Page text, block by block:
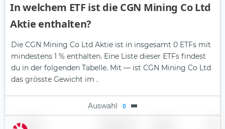
In welchem ETF ist die CGN Mining Co Ltd
Aktie enthalten?
Die CGN Mining Co Ltd Aktie ist in insgesamt 0 ETFs mit
mindestens 1 % enthalten. Eine Liste dieser ETFs findest
du in der folgenden Tabelle. Mit — ist CGN Mining Co Ltd
das grösste Gewicht im .
Auswahl 0
Name